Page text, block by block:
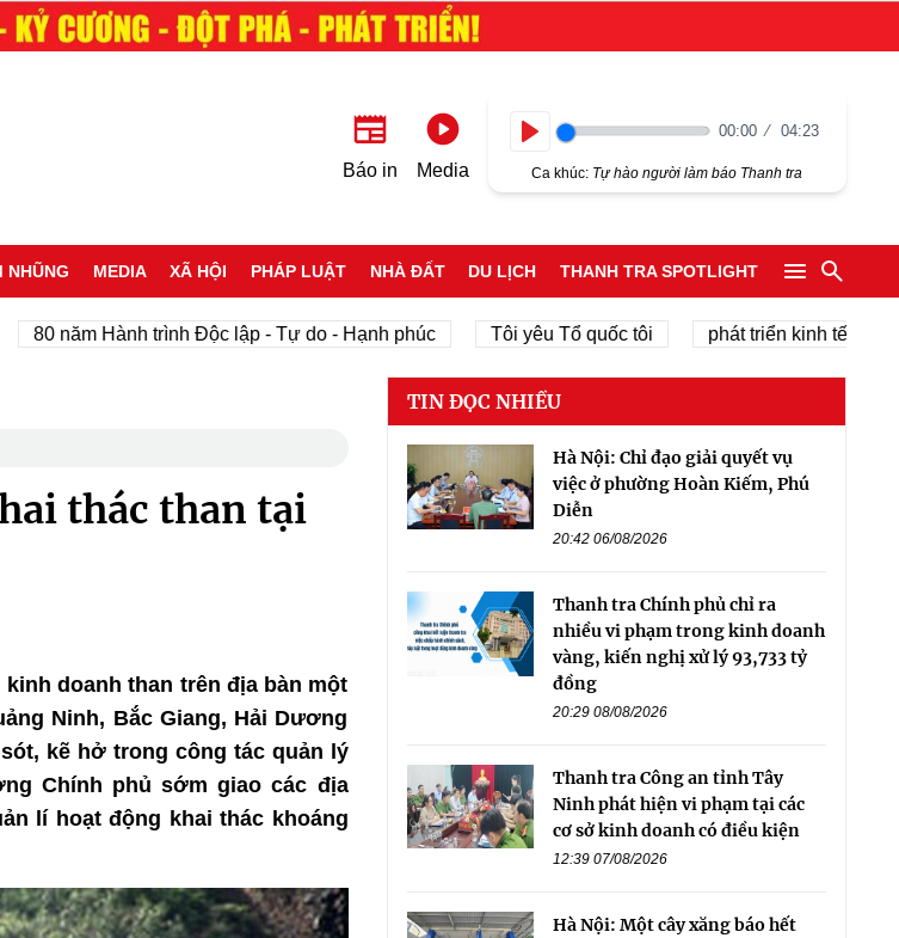
Báo in Media
00:00 04:23
Ca khúc: Tự hào người làm báo Thanh tra
NHŨNG MEDIA XÃ HỘI PHÁP LUẬT NHÀ ĐẤT DU LỊCH THANH TRA SPOTLIGHT
80 năm Hành trình Độc lập - Tự do - Hạnh phúc Tôi yêu Tổ quốc tôi phát triển kinh tế tư nhân
thác than tại
doanh than trên địa bàn một
Ninh, Bắc Giang, Hải Dương
kẽ hở trong công tác quản lý
Chính phủ sớm giao các địa
lí hoạt động khai thác khoáng
TIN ĐỌC NHIỀU
Hà Nội: Chỉ đạo giải quyết vụ
việc ở phường Hoàn Kiếm, Phú
Diễn
20:42 06/08/2026
Thanh tra Chính phủ chỉ ra
nhiều vi phạm trong kinh doanh
vàng, kiến nghị xử lý 93,733 tỷ
đồng
20:29 08/08/2026
Thanh tra Công an tỉnh Tây
Ninh phát hiện vi phạm tại các
cơ sở kinh doanh có điều kiện
12:39 07/08/2026
Hà Nội: Một cây xăng báo hết